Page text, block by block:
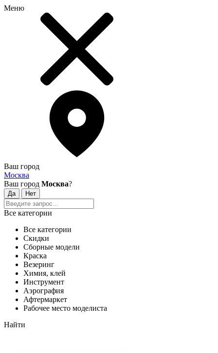
Меню
Ваш город
Москва
Ваш город Москва?
Все категории
Все категории
Скидки
Сборные модели
Краска
Везеринг
Химия, клей
Инструмент
Аэрография
Афтермаркет
Рабочее место моделиста
Найти